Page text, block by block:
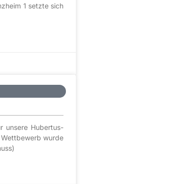
1 setzte sich
unsere Hubertus-
wurde